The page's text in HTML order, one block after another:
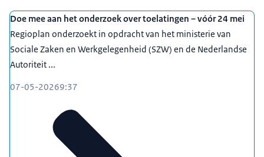
Doe mee aan het onderzoek over toelatingen – vóór 24 mei
Regioplan onderzoekt in opdracht van het ministerie van
Sociale Zaken en Werkgelegenheid (SZW) en de Nederlandse
Autoriteit ...
07-05-20269:37